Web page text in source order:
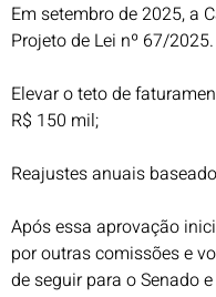
Em setembro de 2025, a
Projeto de Lei nº 67/
Elevar o teto de
R$ 150 mil;
Reajustes anuais
Após essa aprovação
por outras comissões e
de seguir para o Senado